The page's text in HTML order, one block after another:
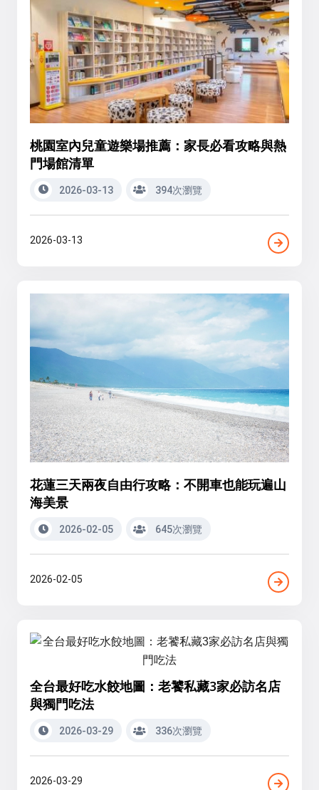
桃園室內兒童遊樂場推薦：家長必看攻略與熱
門場館清單
2026-03-13 394次瀏覽
2026-03-13
花蓮三天兩夜自由行攻略：不開車也能玩遍山
海美景
2026-02-05 645次瀏覽
2026-02-05
全台最好吃水餃地圖：老饕私藏3家必訪名店
與獨門吃法
2026-03-29 336次瀏覽
2026-03-29